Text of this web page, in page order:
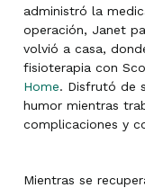
administró la
operación, Janet
volvió a casa,
fisioterapia con
Home. Disfrutó de
humor mientras
complicaciones y
Mientras se